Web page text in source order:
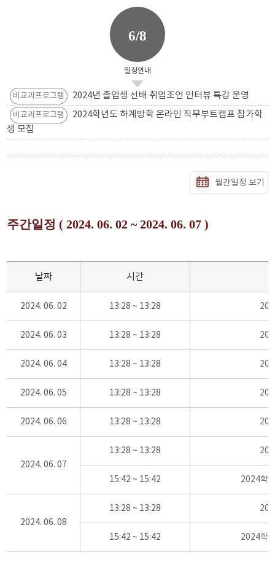
6/8
일정안내
비교과프로그램 2024년 졸업생 선배 취업조언 인터뷰 특강 운영
비교과프로그램
2024학년도 하계방학 온라인 직무부트캠프 참가학
생 모집
월간일정 보기
주간일정 ( 2024. 06. 02 ~ 2024. 06. 07 )
날짜 시간
2024. 06. 02 13:28 ~ 13:28
2024. 06. 03 13:28 ~ 13:28
2024. 06. 04 13:28 ~ 13:28
2024. 06. 05 13:28 ~ 13:28
2024. 06. 06 13:28 ~ 13:28
2024. 06. 07
13:28 ~ 13:28
15:42 ~ 15:42 2024학
2024. 06. 08
13:28 ~ 13:28
15:42 ~ 15:42 2024학